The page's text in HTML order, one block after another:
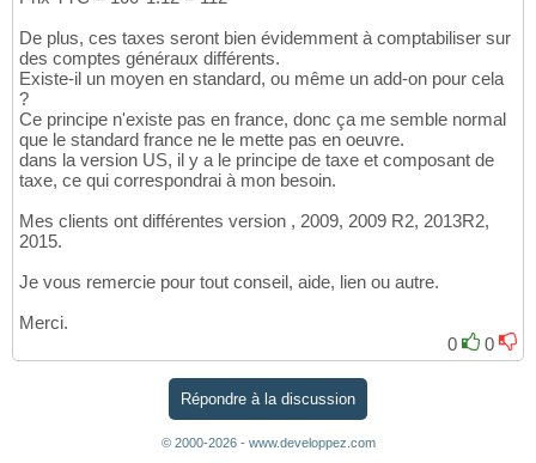
De plus, ces taxes seront bien évidemment à comptabiliser sur
des comptes généraux différents.
Existe-il un moyen en standard, ou même un add-on pour cela
?
Ce principe n'existe pas en france, donc ça me semble normal
que le standard france ne le mette pas en oeuvre.
dans la version US, il y a le principe de taxe et composant de
taxe, ce qui correspondrai à mon besoin.
Mes clients ont différentes version , 2009, 2009 R2, 2013R2,
2015.
Je vous remercie pour tout conseil, aide, lien ou autre.
Merci.
0
0
Répondre à la discussion
© 2000-2026 - www.developpez.com